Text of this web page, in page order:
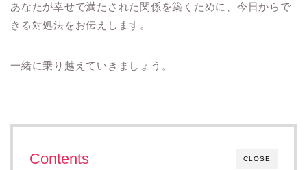
あなたが幸せで満たされた関係を築くために、今日からで
きる対処法をお伝えします。
一緒に乗り越えていきましょう。
CLOSE
Contents